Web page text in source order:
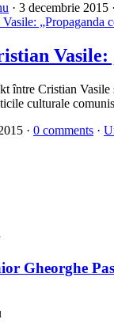
· 3 decembrie 2015 ·
Vasile:
între Cristian Vasile
culturale
· 0 comments ·
Gheorghe